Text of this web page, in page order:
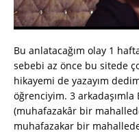
Bu anlatacağım olay 1
sebebi az önce bu sitede
hikayemi de yazayım
öğrenciyim. 3
(muhafazakâr bir
muhafazakar bir